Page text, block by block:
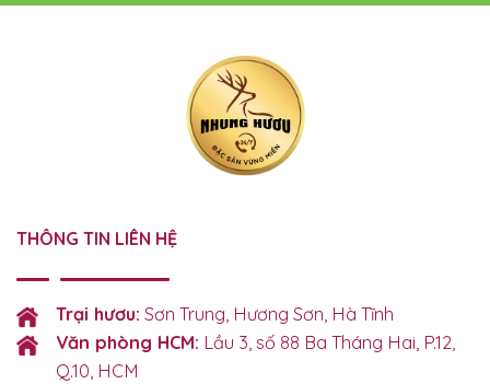
THÔNG TIN LIÊN HỆ
Trại hươu: Sơn Trung, Hương Sơn, Hà Tĩnh
Văn phòng HCM: Lầu 3, số 88 Ba Tháng Hai, P.12,
Q.10, HCM